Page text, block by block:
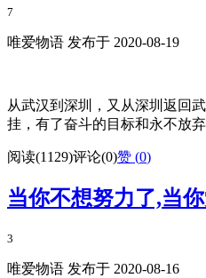
7
唯爱物语 发布于 2020-08-19
从武汉到深圳，又从深圳返回
挂，有了奋斗的目标和永不放
阅读(1129)评论(0)赞 (0)
当你不想努力了,当
3
唯爱物语 发布于 2020-08-16